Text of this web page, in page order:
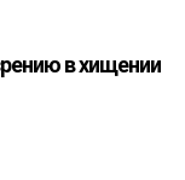
в хищении